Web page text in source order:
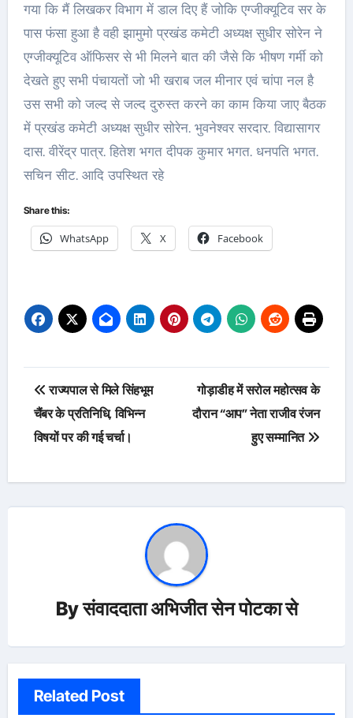
गया कि मैं लिखकर विभाग में डाल दिए हैं जोकि एग्जीक्यूटिव सर के
पास फंसा हुआ है वही झामुमो प्रखंड कमेटी अध्यक्ष सुधीर सोरेन ने
एग्जीक्यूटिव ऑफिसर से भी मिलने बात की जैसे कि भीषण गर्मी को
देखते हुए सभी पंचायतों जो भी खराब जल मीनार एवं चांपा नल है
उस सभी को जल्द से जल्द दुरुस्त करने का काम किया जाए बैठक
में प्रखंड कमेटी अध्यक्ष सुधीर सोरेन. भुवनेश्वर सरदार. विद्यासागर
दास. वीरेंद्र पात्र. हितेश भगत दीपक कुमार भगत. धनपति भगत.
सचिन सीट. आदि उपस्थित रहे
Share this:
WhatsApp X Facebook
Post
navigation
राज्यपाल से मिले सिंहभूम
चैंबर के प्रतिनिधि, विभिन्न
विषयों पर की गई चर्चा।
गोड़ाडीह में सरोल महोत्सव के
दौरान “आप” नेता राजीव रंजन
हुए सम्मानित
Byसंवाददाता अभिजीत सेन पोटका से
Related Post